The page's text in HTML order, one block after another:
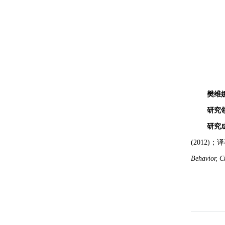
樊维
研究
研究
(2012)；
Behavior,